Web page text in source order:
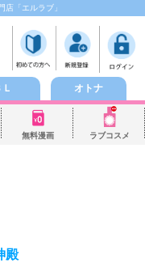
店「エルラブ」
Ｌ オトナ
無料漫画 ラブコスメ
殿